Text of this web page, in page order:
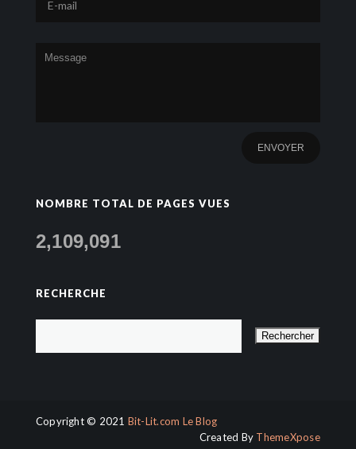
NOMBRE TOTAL DE PAGES VUES
2,109,091
RECHERCHE
Copyright © 2021 Bit-Lit.com Le Blog
Created By ThemeXpose